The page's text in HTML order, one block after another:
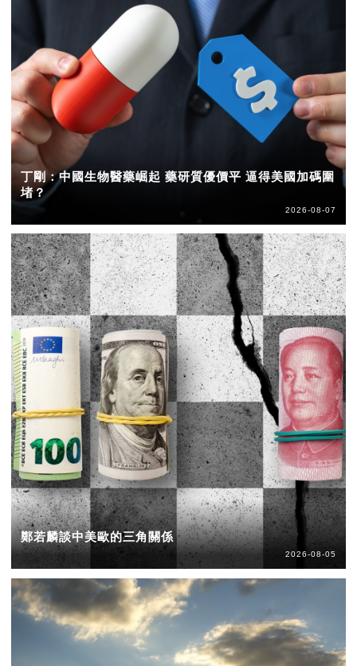
丁剛：中國生物醫藥崛起 藥研質優價平 逼得美國加碼圍
堵？
2026-08-07
鄭若麟談中美歐的三角關係
2026-08-05